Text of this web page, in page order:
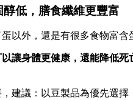
低，膳食纖維更豐富
以外，還是有很多食物富
讓身體更健康，還能降低死
建議：以豆製品為優先選